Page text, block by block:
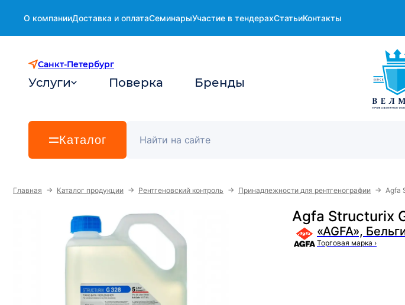
О компанииДоставка и оплатаСеминарыУчастие в тендерахСтатьиКонтакты
Санкт-Петербург
Услуги Поверка Бренды
Каталог
Главная → Каталог продукции → Рентгеновский контроль → Принадлежности для рентгенографии → Agfa
Agfa Structurix
«AGFA»,
Торговая марка ›